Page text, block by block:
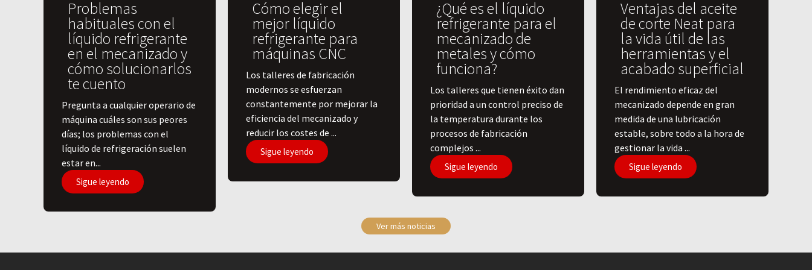
Problemas
habituales con el
líquido refrigerante
en el mecanizado y
cómo solucionarlos
te cuento
Pregunta a cualquier operario de
máquina cuáles son sus peores
días; los problemas con el
líquido de refrigeración suelen
estar en...
Sigue leyendo
Cómo elegir el
mejor líquido
refrigerante para
máquinas CNC
Los talleres de fabricación
modernos se esfuerzan
constantemente por mejorar la
eficiencia del mecanizado y
reducir los costes de ...
Sigue leyendo
¿Qué es el líquido
refrigerante para el
mecanizado de
metales y cómo
funciona?
​Los talleres que tienen éxito dan
prioridad a un control preciso de
la temperatura durante los
procesos de fabricación
complejos ...
Sigue leyendo
Ventajas del aceite
de corte Neat para
la vida útil de las
herramientas y el
acabado superficial
El rendimiento eficaz del
mecanizado depende en gran
medida de una lubricación
estable, sobre todo a la hora de
gestionar la vida ...
Sigue leyendo
Ver más noticias